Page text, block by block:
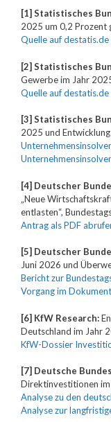
[1] Statistisches
2025 um 0,2 Prozent
Quelle auf destatis.de
[2] Statistisches
Gewerbe im Jahr
Quelle auf destatis.de
[3] Statistisches
2025 und
[4] Deutscher
„Neue
entlasten“,
Antrag als PDF
[5] Deutscher
Juni 2026 und
Bericht zur
Vorgang im
[6] KfW Research:
Deutschland im Jahr
KfW-Dossier
[7] Deutsche
Direktinvestitionen im
Analyse zu den
Analyse zur